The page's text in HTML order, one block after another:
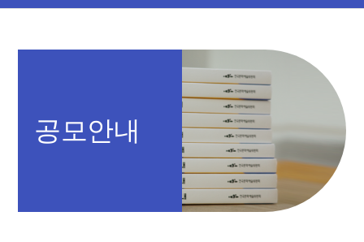
공모안내